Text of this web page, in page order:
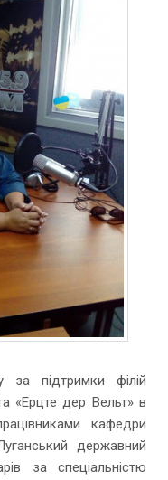
підтримки філій
«Ерцте дер Вельт» в
кафедри
державний
за спеціальністю